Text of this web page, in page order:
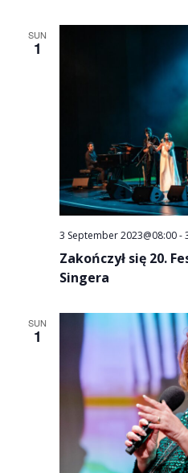
SUN
1
3 September 2023@08:00-
Zakończył się 20.
Singera
SUN
1